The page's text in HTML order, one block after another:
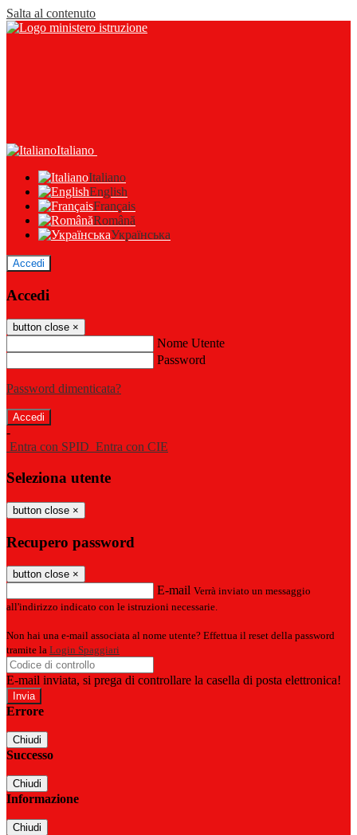
Salta al contenuto
Italiano
Italiano
English
Français
Română
Українська
Accedi
Accedi
button close ×
Nome Utente
Password
Password dimenticata?
-
Entra con SPID Entra con CIE
Seleziona utente
button close ×
Recupero password
button close ×
E-mail Verrà inviato un messaggio
all'indirizzo indicato con le istruzioni necessarie.
Non hai una e-mail associata al nome utente? Effettua il reset della password
tramite la Login Spaggiari
E-mail inviata, si prega di controllare la casella di posta elettronica!
Errore
Chiudi
Successo
Chiudi
Informazione
Chiudi